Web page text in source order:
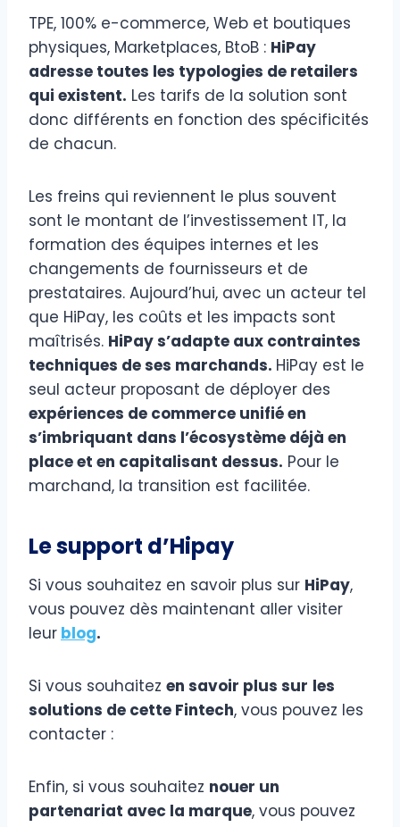
TPE, 100% e-commerce, Web et boutiques
physiques, Marketplaces, BtoB : HiPay
adresse toutes les typologies de retailers
qui existent. Les tarifs de la solution sont
donc différents en fonction des spécificités
de chacun.
Les freins qui reviennent le plus souvent
sont le montant de l’investissement IT, la
formation des équipes internes et les
changements de fournisseurs et de
prestataires. Aujourd’hui, avec un acteur tel
que HiPay, les coûts et les impacts sont
maîtrisés. HiPay s’adapte aux contraintes
techniques de ses marchands. HiPay est le
seul acteur proposant de déployer des
expériences de commerce unifié en
s’imbriquant dans l’écosystème déjà en
place et en capitalisant dessus. Pour le
marchand, la transition est facilitée.
Le support d’Hipay
Si vous souhaitez en savoir plus sur HiPay,
vous pouvez dès maintenant aller visiter
leur blog.
Si vous souhaitez en savoir plus sur les
solutions de cette Fintech, vous pouvez les
contacter :
Enfin, si vous souhaitez nouer un
partenariat avec la marque, vous pouvez